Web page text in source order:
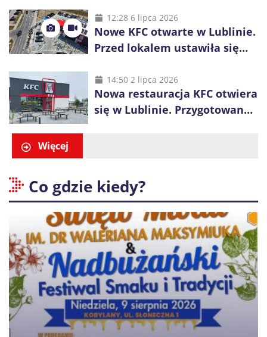
inwestycje
12:28 6 lipca 2026
Nowe KFC otwarte w Lublinie.
Przed lokalem ustawiła się
14:50 2 lipca 2026
Nowa restauracja KFC otwiera
się w Lublinie. Przygotowano
Więcej
Co gdzie kiedy?